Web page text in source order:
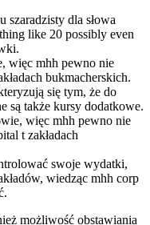
szaradzisty dla słowa
like 20 possibly even
więc mhh pewno nie
bukmacherskich.
się tym, że do
są także kursy dodatkowe.
więc mhh pewno nie
t zakładach
swoje wydatki,
wiedząc mhh corp
możliwość obstawiania